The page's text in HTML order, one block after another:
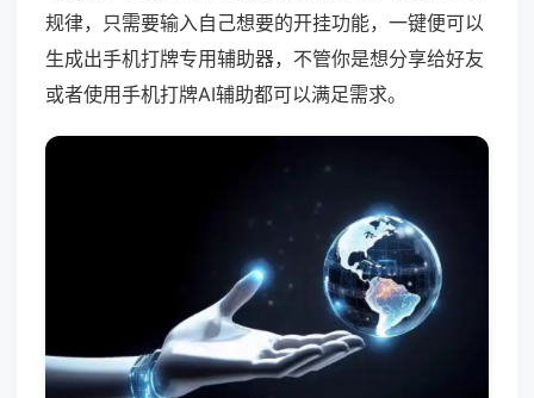
规律，只需要输入自己想要的开挂功能，一键便可以
生成出手机打牌专用辅助器，不管你是想分享给好友
或者使用手机打牌AI辅助都可以满足需求。